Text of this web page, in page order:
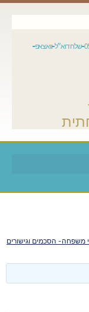
שלח דוא״ל וואצאפ
משפחה- הסכמים וגישורים